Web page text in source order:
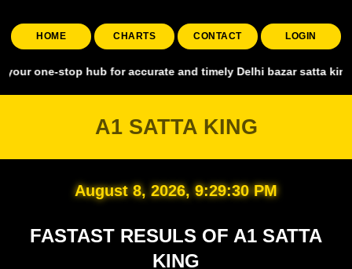
HOME CHARTS CONTACT LOGIN
hub for accurate and timely Delhi bazar satta king,
A1 SATTA KING
August 8, 2026, 9:29:31 PM
FASTAST RESULS OF A1 SATTA
KING